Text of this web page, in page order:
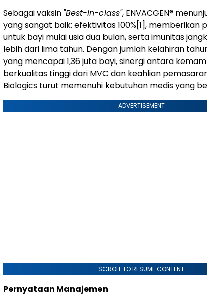
Sebagai vaksin "Best-in-class", ENVACGEN®
yang sangat baik: efektivitas 100%[1], memberikan
untuk bayi mulai usia dua bulan, serta imunitas
lebih dari lima tahun. Dengan jumlah kelahiran
yang mencapai 1,36 juta bayi, sinergi antara
berkualitas tinggi dari MVC dan keahlian
Biologics turut memenuhi kebutuhan medis yang
ADVERTISEMENT
SCROLL TO RESUME CONTENT
Pernyataan Manajemen